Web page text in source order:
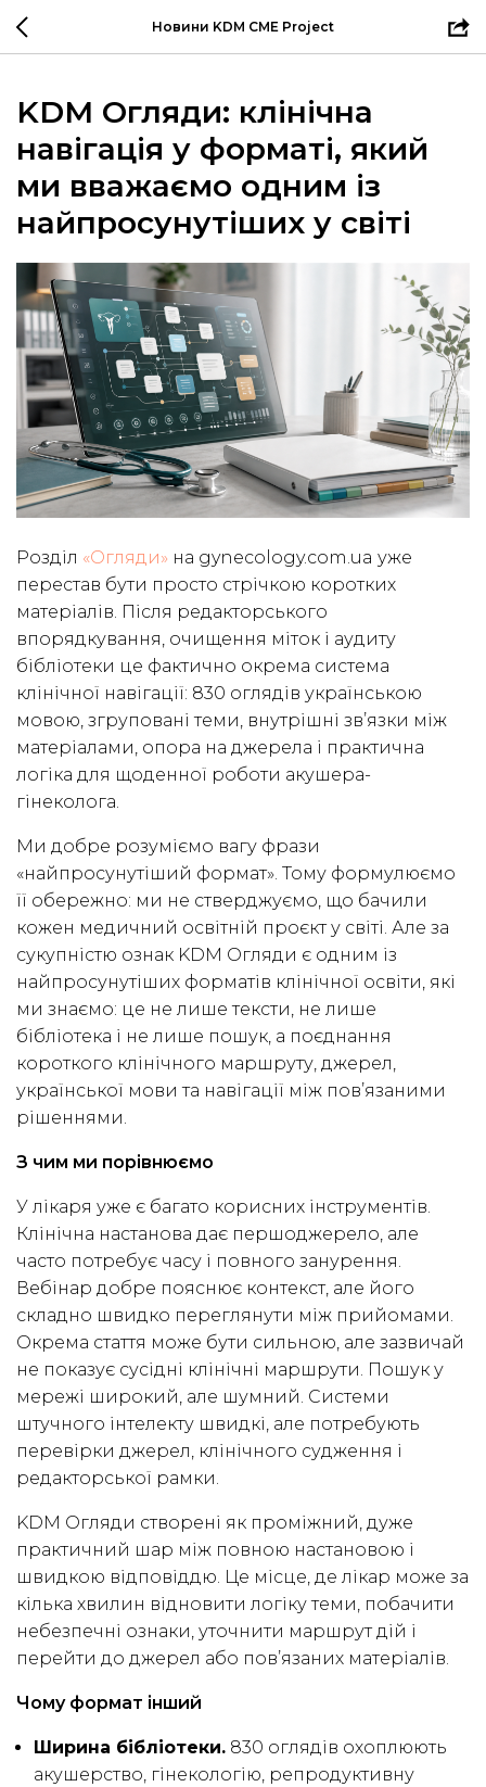
Новини KDM CME Project
KDM Огляди: клінічна
навігація у форматі, який
ми вважаємо одним із
найпросунутіших у світі
Розділ «Огляди» на gynecology.com.ua уже
перестав бути просто стрічкою коротких
матеріалів. Після редакторського
впорядкування, очищення міток і аудиту
бібліотеки це фактично окрема система
клінічної навігації: 830 оглядів українською
мовою, згруповані теми, внутрішні зв’язки між
матеріалами, опора на джерела і практична
логіка для щоденної роботи акушера-
гінеколога.
Ми добре розуміємо вагу фрази
«найпросунутіший формат». Тому формулюємо
її обережно: ми не стверджуємо, що бачили
кожен медичний освітній проєкт у світі. Але за
сукупністю ознак KDM Огляди є одним із
найпросунутіших форматів клінічної освіти, які
ми знаємо: це не лише тексти, не лише
бібліотека і не лише пошук, а поєднання
короткого клінічного маршруту, джерел,
української мови та навігації між пов’язаними
рішеннями.
З чим ми порівнюємо
У лікаря уже є багато корисних інструментів.
Клінічна настанова дає першоджерело, але
часто потребує часу і повного занурення.
Вебінар добре пояснює контекст, але його
складно швидко переглянути між прийомами.
Окрема стаття може бути сильною, але зазвичай
не показує сусідні клінічні маршрути. Пошук у
мережі широкий, але шумний. Системи
штучного інтелекту швидкі, але потребують
перевірки джерел, клінічного судження і
редакторської рамки.
KDM Огляди створені як проміжний, дуже
практичний шар між повною настановою і
швидкою відповіддю. Це місце, де лікар може за
кілька хвилин відновити логіку теми, побачити
небезпечні ознаки, уточнити маршрут дій і
перейти до джерел або пов’язаних матеріалів.
Чому формат інший
Ширина бібліотеки. 830 оглядів охоплюють
акушерство, гінекологію, репродуктивну